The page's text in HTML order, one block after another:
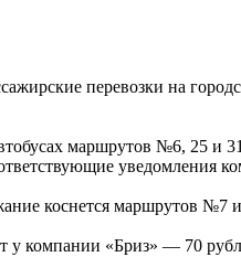
перевозки на
маршрутов №6, 25
уведомления
коснется маршрутов №7
компании «Бриз» — 70